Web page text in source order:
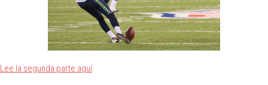
Lee la segunda parte aquí